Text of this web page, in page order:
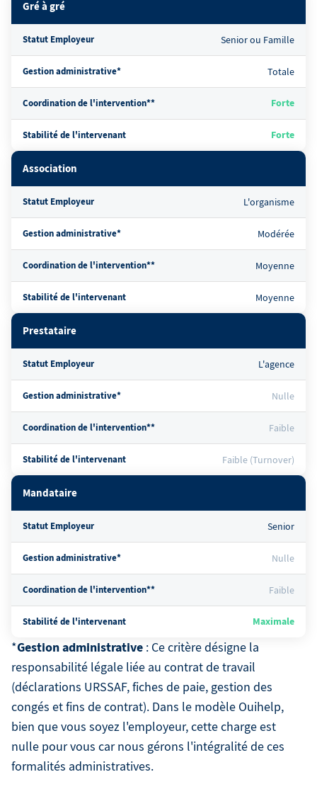
Gré à gré
Statut Employeur Senior ou Famille
Gestion administrative* Totale
Coordination de l'intervention** Forte
Stabilité de l'intervenant Forte
Association
Statut Employeur L'organisme
Gestion administrative* Modérée
Coordination de l'intervention** Moyenne
Stabilité de l'intervenant Moyenne
Prestataire
Statut Employeur L'agence
Gestion administrative* Nulle
Coordination de l'intervention** Faible
Stabilité de l'intervenant Faible (Turnover)
Mandataire
Statut Employeur Senior
Gestion administrative* Nulle
Coordination de l'intervention** Faible
Stabilité de l'intervenant Maximale
*Gestion administrative : Ce critère désigne la
responsabilité légale liée au contrat de travail
(déclarations URSSAF, fiches de paie, gestion des
congés et fins de contrat). Dans le modèle Ouihelp,
bien que vous soyez l'employeur, cette charge est
nulle pour vous car nous gérons l'intégralité de ces
formalités administratives.